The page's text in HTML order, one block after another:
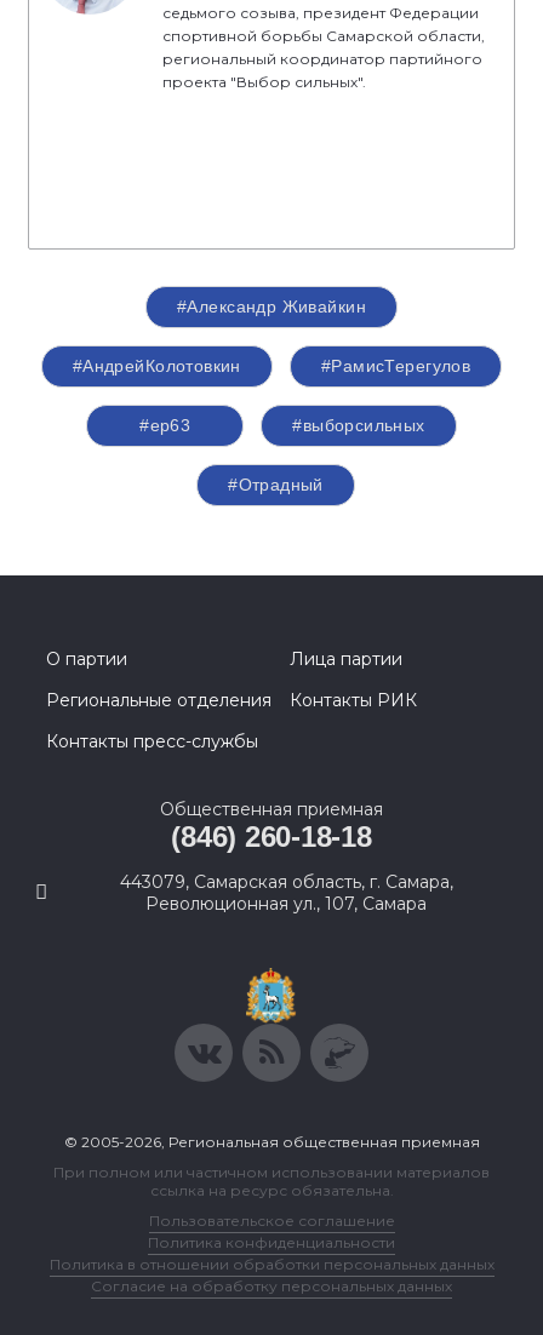
седьмого созыва, президент Федерации
спортивной борьбы Самарской области,
региональный координатор партийного
проекта "Выбор сильных".
#Александр Живайкин
#АндрейКолотовкин #РамисТерегулов
#ер63 #выборсильных
#Отрадный
О партии
Лица партии
Региональные отделения
Контакты РИК
Контакты пресс-службы
Общественная приемная
(846) 260-18-18
443079, Самарская область, г. Самара,
Революционная ул., 107, Самара
© 2005-2026, Региональная общественная приемная
При полном или частичном использовании материалов
ссылка на ресурс обязательна.
Пользовательское соглашение
Политика конфиденциальности
Политика в отношении обработки персональных данных
Согласие на обработку персональных данных